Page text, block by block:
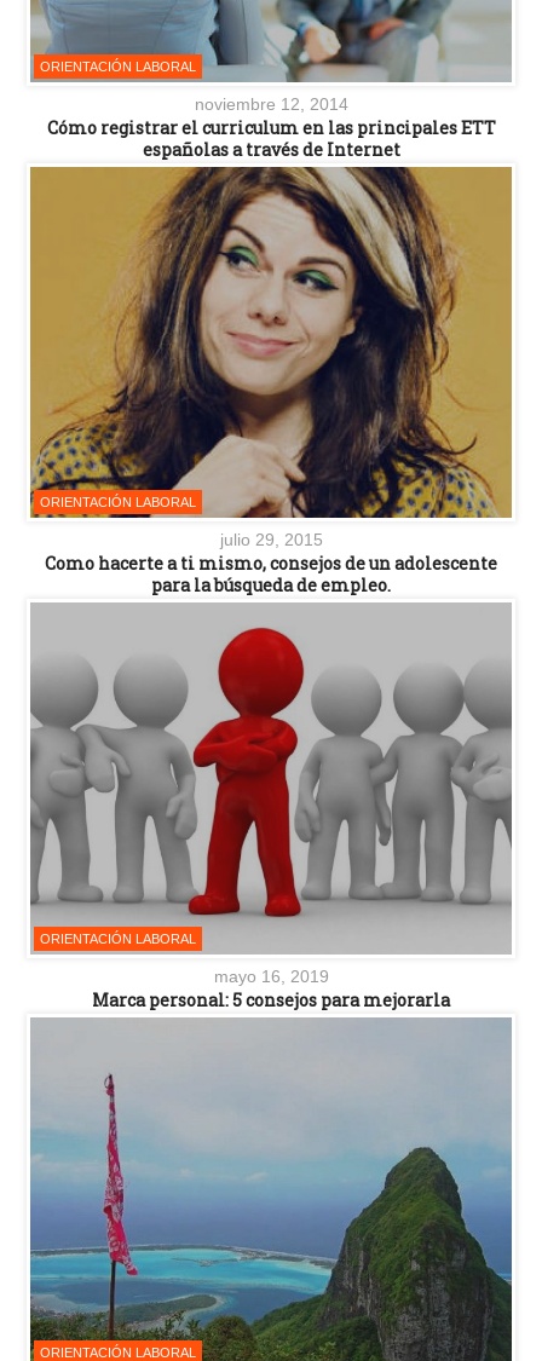
ORIENTACIÓN LABORAL
noviembre 12, 2014
Cómo registrar el curriculum en las principales ETT
españolas a través de Internet
ORIENTACIÓN LABORAL
julio 29, 2015
Como hacerte a ti mismo, consejos de un adolescente
para la búsqueda de empleo.
ORIENTACIÓN LABORAL
mayo 16, 2019
Marca personal: 5 consejos para mejorarla
ORIENTACIÓN LABORAL